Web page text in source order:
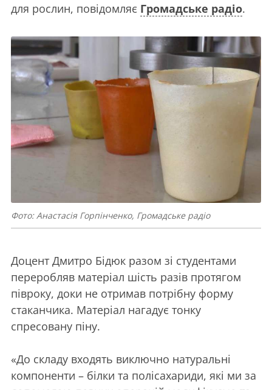
для рослин, повідомляє Громадське радіо.
Фото: Анастасія Горпінченко, Громадське радіо
Доцент Дмитро Бідюк разом зі студентами
переробляв матеріал шість разів протягом
півроку, доки не отримав потрібну форму
стаканчика. Матеріал нагадує тонку
спресовану піну.
«До складу входять виключно натуральні
компоненти – білки та полісахариди, які ми за